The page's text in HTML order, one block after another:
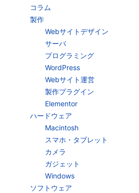
コラム
製作
Webサイトデザイン
サーバ
プログラミング
WordPress
Webサイト運営
製作プラグイン
Elementor
ハードウェア
Macintosh
スマホ・タブレット
カメラ
ガジェット
Windows
ソフトウェア